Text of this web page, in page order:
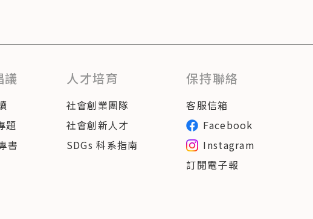
議
題
書
人才培育
社會創業團隊
社會創新人才
SDGs 科系指南
保持聯絡
客服信箱
Facebook
Instagram
訂閱電子報